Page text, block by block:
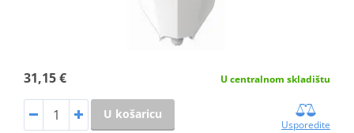
31,15 € U centralnom skladištu
U košaricu
Usporedite